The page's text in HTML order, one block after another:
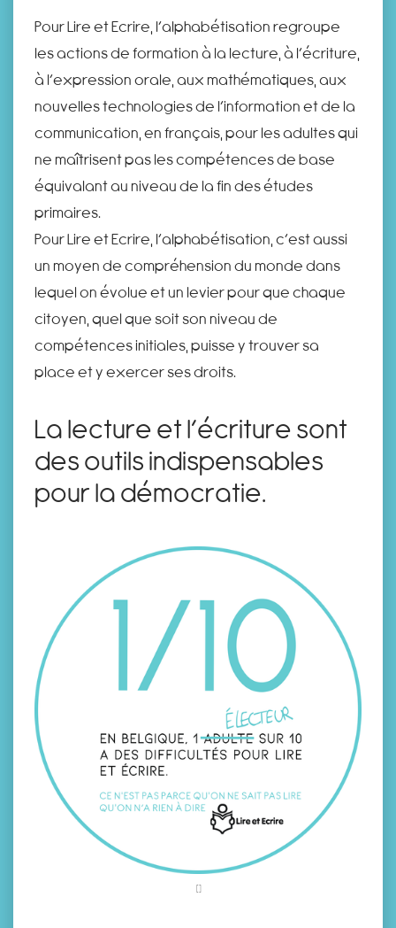
Pour Lire et Ecrire, l’alphabétisation regroupe
les actions de formation à la lecture, à l’écriture,
à l’expression orale, aux mathématiques, aux
nouvelles technologies de l’information et de la
communication, en français, pour les adultes qui
ne maîtrisent pas les compétences de base
équivalant au niveau de la fin des études
primaires.
Pour Lire et Ecrire, l’alphabétisation, c’est aussi
un moyen de compréhension du monde dans
lequel on évolue et un levier pour que chaque
citoyen, quel que soit son niveau de
compétences initiales, puisse y trouver sa
place et y exercer ses droits.
La lecture et l’écriture sont
des outils indispensables
pour la démocratie.